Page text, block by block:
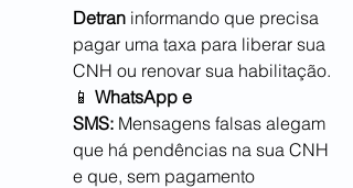
Detran informando que precisa
pagar uma taxa para liberar sua
CNH ou renovar sua habilitação.
📱 WhatsApp e
SMS: Mensagens falsas alegam
que há pendências na sua CNH
e que, sem pagamento